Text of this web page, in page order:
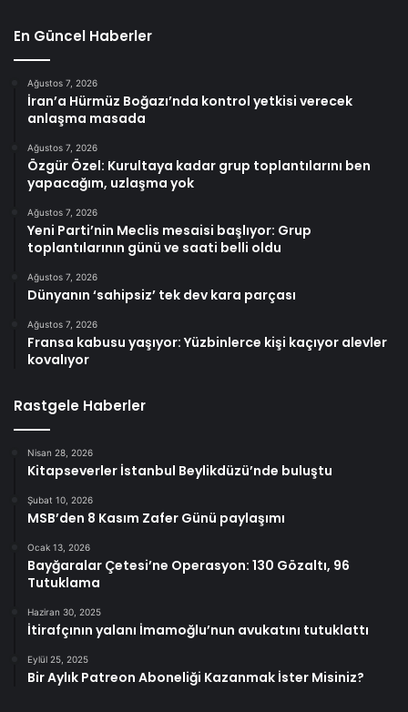
En Güncel Haberler
Ağustos 7, 2026
İran’a Hürmüz Boğazı’nda kontrol yetkisi verecek
anlaşma masada
Ağustos 7, 2026
Özgür Özel: Kurultaya kadar grup toplantılarını ben
yapacağım, uzlaşma yok
Ağustos 7, 2026
Yeni Parti’nin Meclis mesaisi başlıyor: Grup
toplantılarının günü ve saati belli oldu
Ağustos 7, 2026
Dünyanın ‘sahipsiz’ tek dev kara parçası
Ağustos 7, 2026
Fransa kabusu yaşıyor: Yüzbinlerce kişi kaçıyor alevler
kovalıyor
Rastgele Haberler
Nisan 28, 2026
Kitapseverler İstanbul Beylikdüzü’nde buluştu
Şubat 10, 2026
MSB’den 8 Kasım Zafer Günü paylaşımı
Ocak 13, 2026
Bayğaralar Çetesi’ne Operasyon: 130 Gözaltı, 96
Tutuklama
Haziran 30, 2025
İtirafçının yalanı İmamoğlu’nun avukatını tutuklattı
Eylül 25, 2025
Bir Aylık Patreon Aboneliği Kazanmak İster Misiniz?